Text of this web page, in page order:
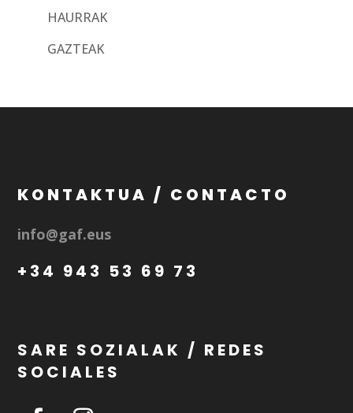
HAURRAK
GAZTEAK
KONTAKTUA / CONTACTO
info@gaf.eus
+34 943 53 69 73
SARE SOZIALAK / REDES
SOCIALES